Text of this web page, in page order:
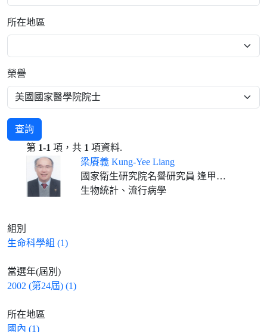
所在地區
榮譽
查詢
第 1-1 項，共 1 項資料.
梁賡義 Kung-Yee Liang
國家衛生研究院名譽研究員 逢甲大學春雨講座教授(2023/02/01- )
生物統計、流行病學
組別
生命科學組 (1)
當選年(屆別)
2002 (第24屆) (1)
所在地區
國內 (1)